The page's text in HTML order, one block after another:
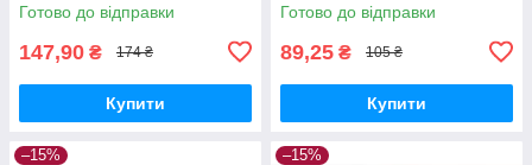
Готово до відправки
147,90 ₴ 174 ₴
Купити
Готово до відправки
89,25 ₴ 105 ₴
Купити
–15% –15%